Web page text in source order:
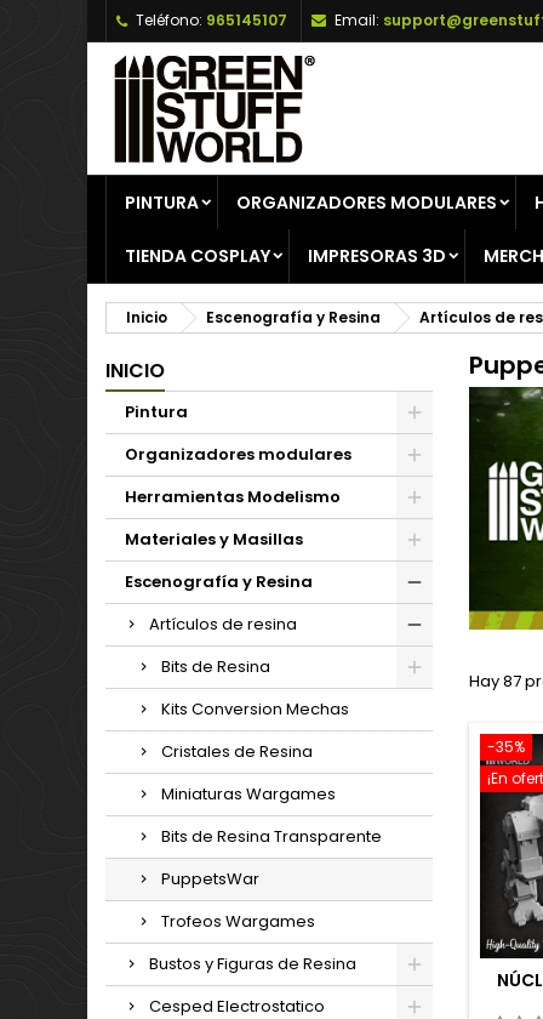
Teléfono: 965145107 Email:
PINTURA ORGANIZADORES MODULARES
TIENDA COSPLAY IMPRESORAS 3D
Inicio Escenografía y Resina Artículos de
INICIO
Pintura
Organizadores modulares
Herramientas Modelismo
Materiales y Masillas
Escenografía y Resina
Artículos de resina
Bits de Resina
Kits Conversion Mechas
Cristales de Resina
Miniaturas Wargames
Bits de Resina Transparente
PuppetsWar
Trofeos Wargames
Bustos y Figuras de Resina
Cesped Electrostatico
Hay 87
-35%
¡En